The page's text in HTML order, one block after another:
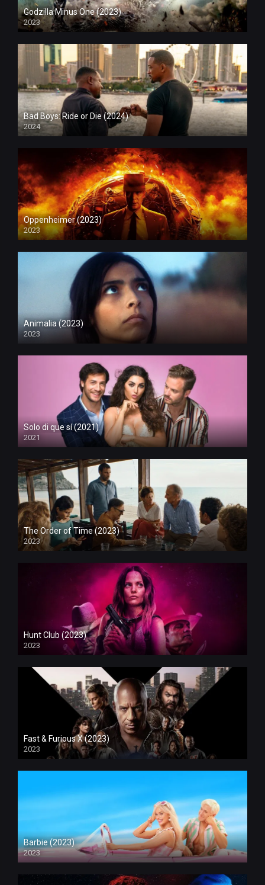
Godzilla Minus One (2023)
2023
Bad Boys: Ride or Die (2024)
2024
Oppenheimer (2023)
2023
Animalia (2023)
2023
Solo di que sí (2021)
2021
The Order of Time (2023)
2023
Hunt Club (2023)
2023
Fast & Furious X (2023)
2023
Barbie (2023)
2023